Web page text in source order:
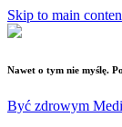
Skip to main
Nawet o tym nie myślę.
Być zdrowym